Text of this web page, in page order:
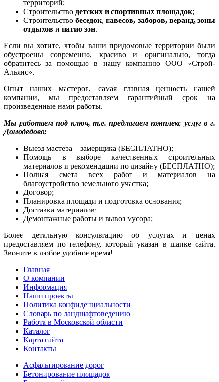
территорий;
Строительство детских и спортивных площадок;
Строительствобеседок,навесов, заборов, веранд, зоны
отдыхов и патио зон.
Если вы хотите, чтобы ваши придомовые территории были
обустроены современно, красиво и оригинально, тогда
обратитесь за помощью в нашу компанию ООО «Строй-
Альянс».
Опыт наших мастеров, самая главная ценность нашей
компании, мы предоставляем гарантийный срок на
произведенные нами работы.
Мы работаем под ключ, т.е. предлагаем комплекс услуг в г.
Домодедово:
Выезд мастера – замерщика (БЕСПЛАТНО);
Помощь в выборе качественных строительных
материалов и рекомендации по дизайну (БЕСПЛАТНО);
Полная смета всех работ и материалов на
благоустройство земельного участка;
Договор;
Планировка площади и подготовка основания;
Доставка материалов;
Демонтажные работы и вывоз мусора;
Более детальную консультацию об услугах и ценах
предоставляем по телефону, который указан в шапке сайта.
Звоните в любое удобное время!
Главная
О компании
Информация
Наши проекты
Политика конфиденциальности
Словарь по ландшафтоведению
Работа в Московской области
Каталог
Карта сайта
Контакты
Асфальтирование дорог
Бетонирование площадок